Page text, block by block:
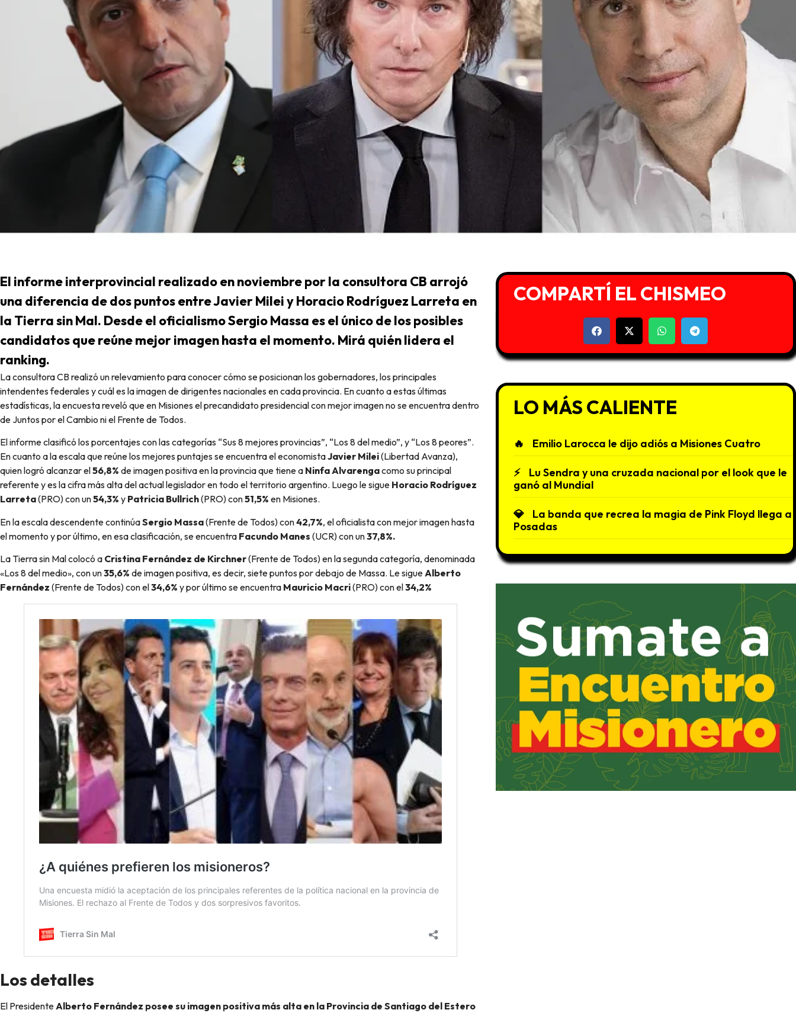
El informe interprovincial realizado en noviembre por la consultora CB arrojó
una diferencia de dos puntos entre Javier Milei y Horacio Rodríguez Larreta en
la Tierra sin Mal. Desde el oficialismo Sergio Massa es el único de los posibles
candidatos que reúne mejor imagen hasta el momento. Mirá quién lidera el
ranking.
La consultora CB realizó un relevamiento para conocer cómo se posicionan los gobernadores, los principales
intendentes federales y cuál es la imagen de dirigentes nacionales en cada provincia. En cuanto a estas últimas
estadísticas, la encuesta reveló que en Misiones el precandidato presidencial con mejor imagen no se encuentra dentro
de Juntos por el Cambio ni el Frente de Todos.
El informe clasificó los porcentajes con las categorías “Sus 8 mejores provincias”, “Los 8 del medio”, y “Los 8 peores”.
En cuanto a la escala que reúne los mejores puntajes se encuentra el economistaJavier Milei(Libertad Avanza),
quienlogró alcanzar el56,8% de imagen positiva en la provincia que tiene a Ninfa Alvarengacomo su principal
referente y es la cifra más alta del actual legislador en todo el territorio argentino. Luego le sigue Horacio Rodríguez
Larreta(PRO) con un54,3% y Patricia Bullrich(PRO) con51,5% en Misiones.
En la escala descendente continúaSergio Massa(Frente de Todos) con42,7%, el oficialista con mejor imagen hasta
el momento y por último, en esa clasificación, se encuentra Facundo Manes (UCR) con un37,8%.
La Tierra sin Mal colocó a Cristina Fernández de Kirchner(Frente de Todos) en la segunda categoría, denominada
«Los 8 del medio», con un35,6% de imagen positiva, es decir, siete puntos por debajo de Massa. Le sigueAlberto
Fernández (Frente de Todos) con el34,6% y por último se encuentra Mauricio Macri(PRO) con el34,2%
Los detalles
El PresidenteAlberto Fernández posee su imagen positiva más alta en la Provincia de Santiago del Estero
COMPARTÍ EL CHISMEO
LO MÁS CALIENTE
Emilio Larocca le dijo adiós a Misiones Cuatro
Lu Sendra y una cruzada nacional por el look que le
ganó al Mundial
La banda que recrea la magia de Pink Floyd llega a
Posadas